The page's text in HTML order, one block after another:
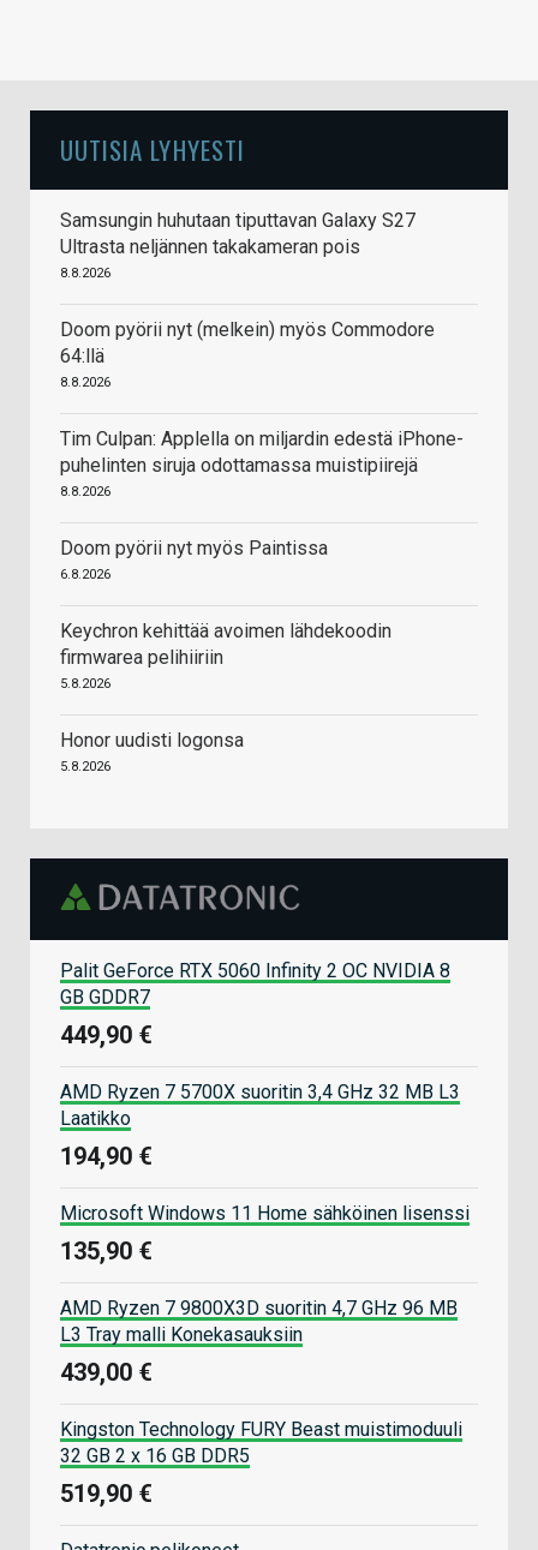
UUTISIA LYHYESTI
Samsungin huhutaan tiputtavan Galaxy S27
Ultrasta neljännen takakameran pois
8.8.2026
Doom pyörii nyt (melkein) myös Commodore
64:llä
8.8.2026
Tim Culpan: Applella on miljardin edestä iPhone-
puhelinten siruja odottamassa muistipiirejä
8.8.2026
Doom pyörii nyt myös Paintissa
6.8.2026
Keychron kehittää avoimen lähdekoodin
firmwarea pelihiiriin
5.8.2026
Honor uudisti logonsa
5.8.2026
Palit GeForce RTX 5060 Infinity 2 OC NVIDIA 8
GB GDDR7
449,90 €
AMD Ryzen 7 5700X suoritin 3,4 GHz 32 MB L3
Laatikko
194,90 €
Microsoft Windows 11 Home sähköinen lisenssi
135,90 €
AMD Ryzen 7 9800X3D suoritin 4,7 GHz 96 MB
L3 Tray malli Konekasauksiin
439,00 €
Kingston Technology FURY Beast muistimoduuli
32 GB 2 x 16 GB DDR5
519,90 €